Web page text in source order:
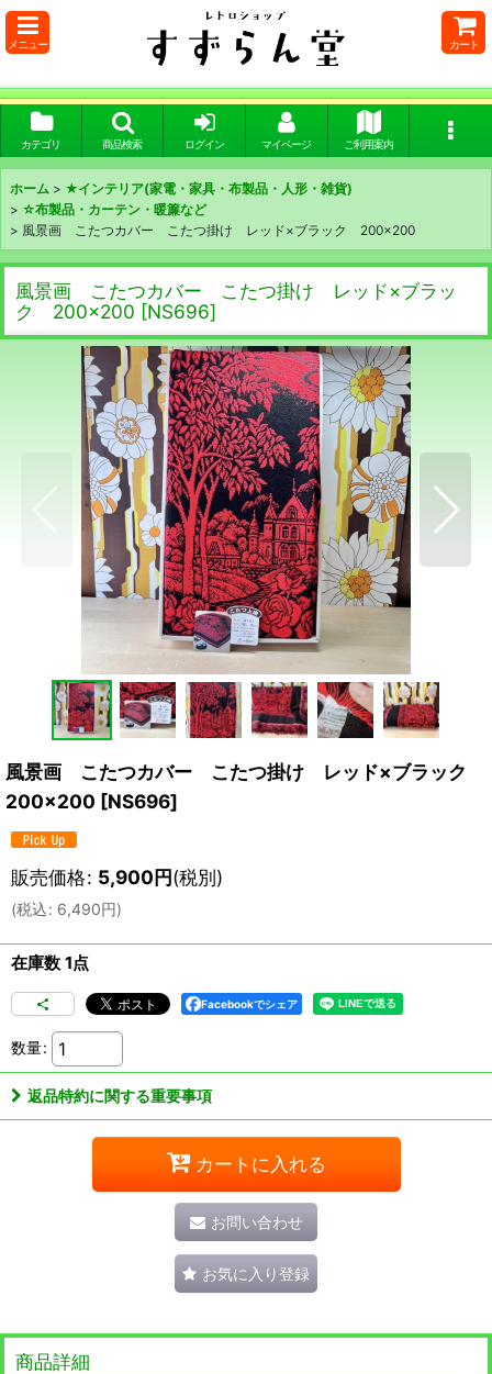
メニュー カート
カテゴリ 商品検索 ログイン マイページ ご利用案内
ホーム > ★インテリア(家電・家具・布製品・人形・雑貨)
> ☆布製品・カーテン・暖簾など
> 風景画 こたつカバー こたつ掛け レッド×ブラック 200×200
風景画 こたつカバー こたつ掛け レッド×ブラッ
ク 200×200 [NS696]
風景画 こたつカバー こたつ掛け レッド×ブラック
200×200 [NS696]
販売価格: 5,900円(税別)
(税込: 6,490円)
在庫数 1点
Facebookでシェア
数量:
返品特約に関する重要事項
カートに入れる
お問い合わせ
お気に入り登録
商品詳細